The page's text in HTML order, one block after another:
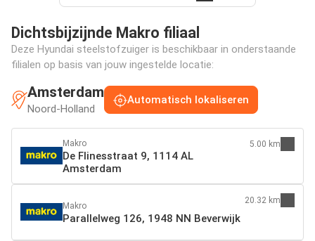
Dichtsbijzijnde Makro filiaal
Deze Hyundai steelstofzuiger is beschikbaar in onderstaande
filialen op basis van jouw ingestelde locatie:
Amsterdam
Noord-Holland
Automatisch lokaliseren
Makro
De Flinesstraat 9, 1114 AL
Amsterdam
5.00 km
Makro
Parallelweg 126, 1948 NN Beverwijk
20.32 km